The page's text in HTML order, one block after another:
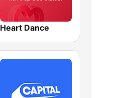
Heart Dance